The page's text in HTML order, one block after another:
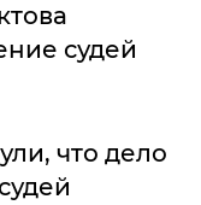
судей
что дело